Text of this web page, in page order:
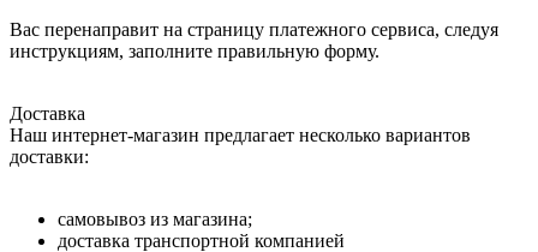
Вас перенаправит на страницу платежного сервиса, следуя
инструкциям, заполните правильную форму.
Доставка
Наш интернет-магазин предлагает несколько вариантов
доставки:
самовывоз из магазина;
доставка транспортной компанией